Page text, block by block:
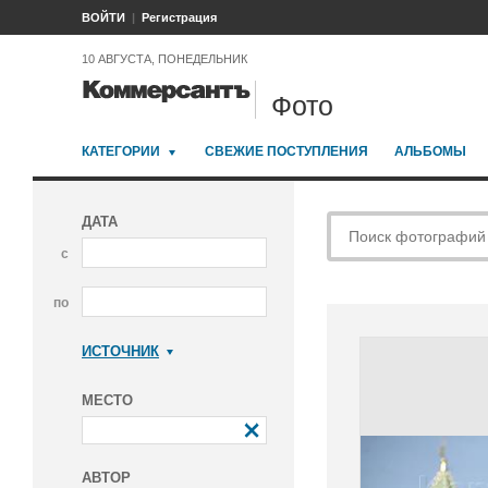
ВОЙТИ Регистрация
10 АВГУСТА, ПОНЕДЕЛЬНИК
Фото
КАТЕГОРИИ СВЕЖИЕ ПОСТУПЛЕНИЯ АЛЬБОМЫ
ДАТА
с
по
ИСТОЧНИК
МЕСТО
АВТОР